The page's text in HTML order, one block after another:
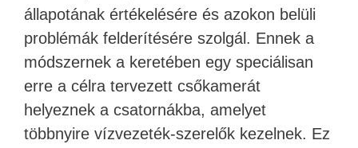
állapotának értékelésére és azokon belüli
problémák felderítésére szolgál. Ennek a
módszernek a keretében egy speciálisan
erre a célra tervezett csőkamerát
helyeznek a csatornákba, amelyet
többnyire vízvezeték-szerelők kezelnek. Ez